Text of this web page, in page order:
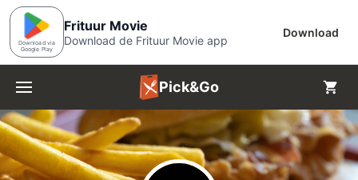
Download via
Google Play
Frituur Movie
Download de Frituur Movie app
Download
Menu Pick&Go